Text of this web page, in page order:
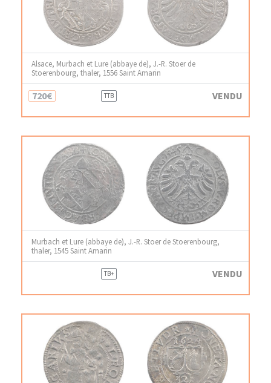
Alsace, Murbach et Lure (abbaye de), J.-R. Stoer de
Stoerenbourg, thaler, 1556 Saint Amarin
720€ TTB VENDU
Murbach et Lure (abbaye de), J.-R. Stoer de Stoerenbourg,
thaler, 1545 Saint Amarin
TB+ VENDU